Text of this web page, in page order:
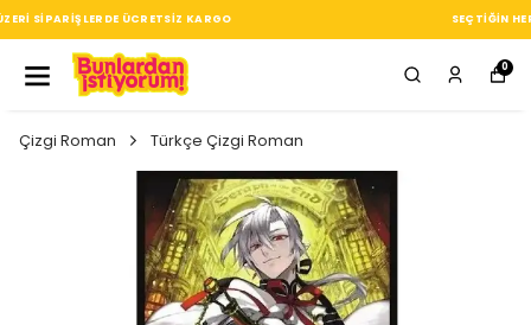
SEÇTIĞIN HER ÜRÜN, TARZINA DAIR KÜÇÜK BIR IMZA
0
Çizgi Roman Türkçe Çizgi Roman